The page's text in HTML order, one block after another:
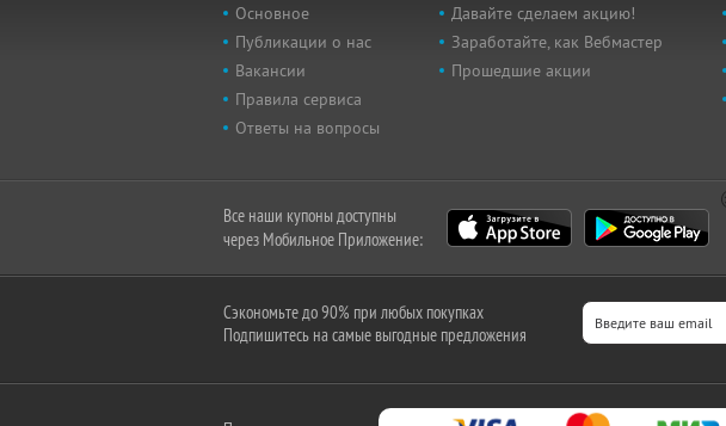
Основное
Публикации о нас
Вакансии
Правила сервиса
Ответы на вопросы
Давайте сделаем акцию!
Заработайте, как Вебмастер
Прошедшие акции
Все наши купоны доступны
через Мобильное Приложение:
Сэкономьте до 90% при любых покупках
Подпишитесь на самые выгодные предложения